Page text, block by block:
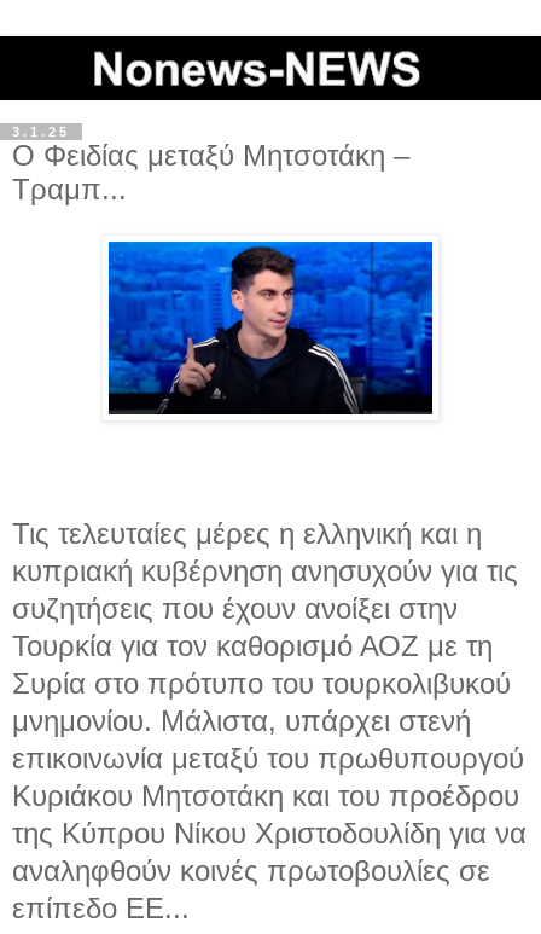
3.1.25
Ο Φειδίας μεταξύ Μητσοτάκη –
Τραμπ...
Τις τελευταίες μέρες η ελληνική και η
κυπριακή κυβέρνηση ανησυχούν για τις
συζητήσεις που έχουν ανοίξει στην
Τουρκία για τον καθορισμό ΑΟΖ με τη
Συρία στο πρότυπο του τουρκολιβυκού
μνημονίου. Μάλιστα, υπάρχει στενή
επικοινωνία μεταξύ του πρωθυπουργού
Κυριάκου Μητσοτάκη και του προέδρου
της Κύπρου Νίκου Χριστοδουλίδη για να
αναληφθούν κοινές πρωτοβουλίες σε
επίπεδο ΕΕ...